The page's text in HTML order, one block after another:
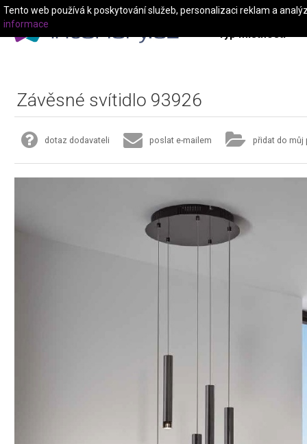
Typ místnosti
Závěsné svítidlo 93926
dotaz dodavateli poslat e-mailem přidat do můj
Tento web používá k poskytování služeb, personalizaci reklam a
informace